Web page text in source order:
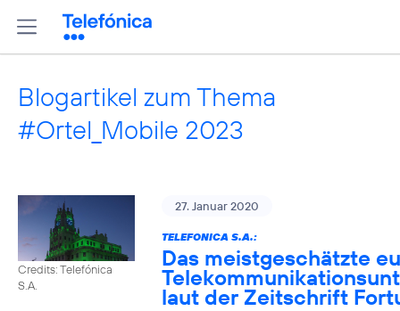
Blogartikel zum Thema
#Ortel_Mobile 2023
Credits: Telefónica
S.A.
27. Januar 2020
TELEFONICA S.A.:
Das meistgeschätzte
laut der Zeitschrift